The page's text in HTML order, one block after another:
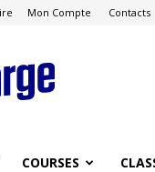
Mon Compte Contacts
COURSES